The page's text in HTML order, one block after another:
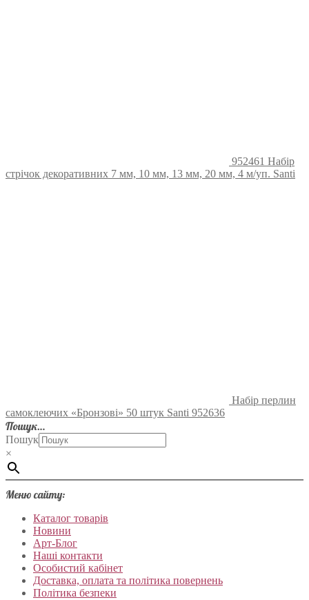
952461 Набір
стрічок декоративних 7 мм, 10 мм, 13 мм, 20 мм, 4 м/уп. Santi
Набір перлин
самоклеючих «Бронзові» 50 штук Santi 952636
Пошук…
Пошук
×
Меню сайту:
Каталог товарів
Новини
Арт-Блог
Наші контакти
Особистий кабінет
Доставка, оплата та політика повернень
Політика безпеки